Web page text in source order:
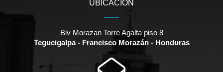
UBICACIÓN
Blv Morazan Torre Agalta piso 8
Tegucigalpa - Francisco Morazán - Honduras